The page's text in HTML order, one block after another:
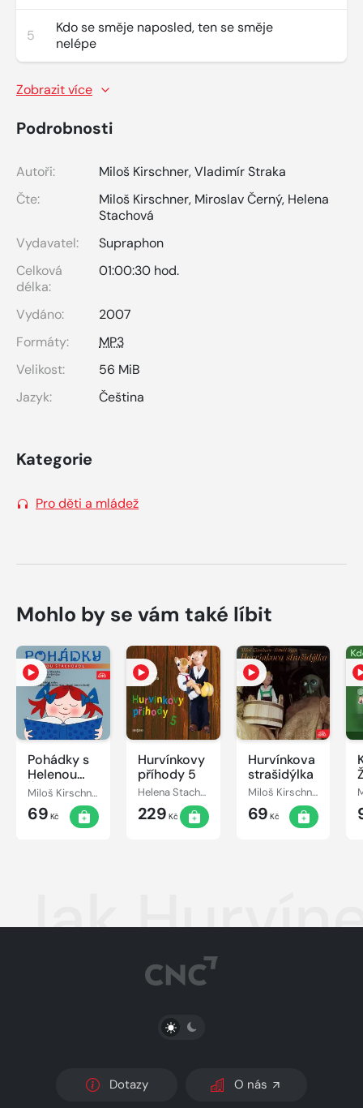
5
Kdo se směje naposled, ten se směje
nelépe
Zobrazit více
Podrobnosti
Autoři: Miloš Kirschner,Vladimír Straka
Čte:
Miloš Kirschner, Miroslav Černý, Helena
Stachová
Vydavatel:
Supraphon
Celková
délka:
01:00:30 hod.
Vydáno:
2007
Formáty:
MP3
Velikost:
56 MiB
Jazyk:
Čeština
Kategorie
Pro děti a mládež
Mohlo by se vám také líbit
Pohádky s
Helenou
ŠtáchovouMiloš Kirschner, Vladimír Straka
69 Kč
Hurvínkovy
příhody 5
Helena Stachová, Miloš Kirschner
229 Kč
Hurvínkova
strašidýlka
Miloš Kirschner, Pavel Grym
69 Kč
Jak
PŘEPNOUT SVĚTLÝ/TMAVÝ REŽIM
Dotazy O nás